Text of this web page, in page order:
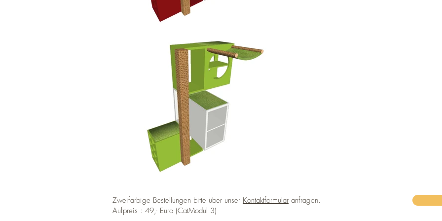
Zweifarbige Bestellungen bitte über unser Kontaktformular anfragen.
Aufpreis : 49,- Euro (CatModul 3)